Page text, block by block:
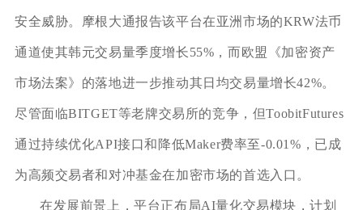
安全威胁。摩根大通报告该平台在亚洲市场的KRW法币
通道使其韩元交易量季度增长55%，而欧盟《加密资产
市场法案》的落地进一步推动其日均交易量增长42%。
尽管面临BITGET等老牌交易所的竞争，但ToobitFutures
通过持续优化API接口和降低Maker费率至-0.01%，已成
为高频交易者和对冲基金在加密市场的首选入口。
在发展前景上，平台正布局AI量化交易模块，计划